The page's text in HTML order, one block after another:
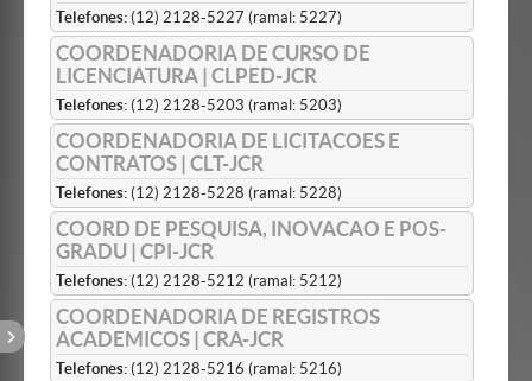
Telefones: (12) 2128-5227 (ramal: 5227)
COORDENADORIA DE CURSO DE
LICENCIATURA | CLPED-JCR
Telefones: (12) 2128-5203 (ramal: 5203)
COORDENADORIA DE LICITACOES E
CONTRATOS | CLT-JCR
Telefones: (12) 2128-5228 (ramal: 5228)
COORD DE PESQUISA, INOVACAO E POS-
GRADU | CPI-JCR
Telefones: (12) 2128-5212 (ramal: 5212)
COORDENADORIA DE REGISTROS
ACADEMICOS | CRA-JCR
Telefones: (12) 2128-5216 (ramal: 5216)